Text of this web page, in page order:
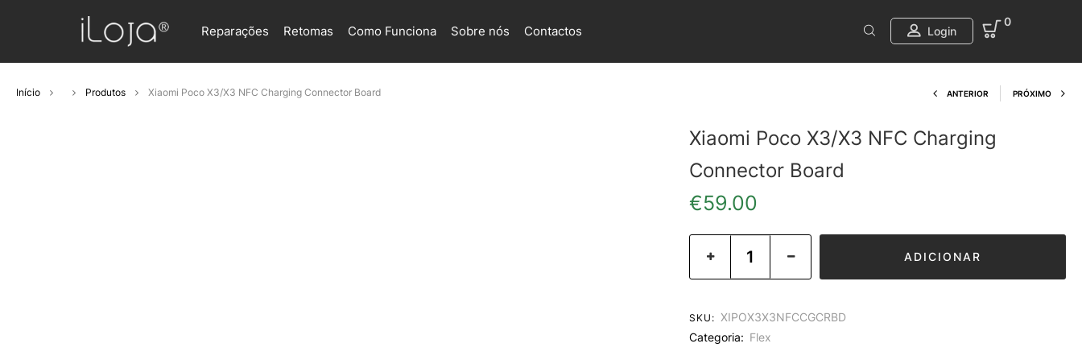
Reparações Retomas Como Funciona Sobre nós Contactos Login
0
Início Produtos Xiaomi Poco X3/X3 NFC Charging Connector Board Product
ANTERIOR PRÓXIMO
Xiaomi Poco X3/X3 NFC Charging
Connector Board
€59.00
ADICIONAR
SKU: XIPOX3X3NFCCGCRBD
Categoria: Flex